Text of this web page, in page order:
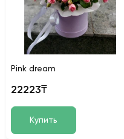
Pink dream
22223₸
Купить